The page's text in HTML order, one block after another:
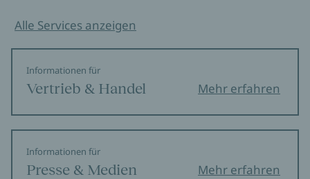
Alle Services anzeigen
Informationen für
Vertrieb & Handel Mehr erfahren
Informationen für
Presse & Medien Mehr erfahren